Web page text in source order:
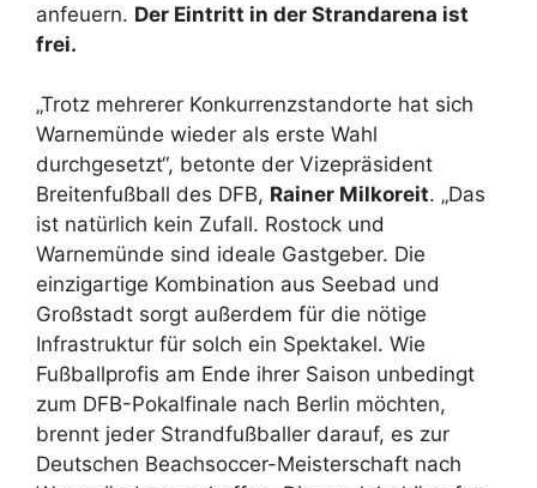
anfeuern. Der Eintritt in der Strandarena ist
frei.
„Trotz mehrerer Konkurrenzstandorte hat sich
Warnemünde wieder als erste Wahl
durchgesetzt“, betonte der Vizepräsident
Breitenfußball des DFB, Rainer Milkoreit. „Das
ist natürlich kein Zufall. Rostock und
Warnemünde sind ideale Gastgeber. Die
einzigartige Kombination aus Seebad und
Großstadt sorgt außerdem für die nötige
Infrastruktur für solch ein Spektakel. Wie
Fußballprofis am Ende ihrer Saison unbedingt
zum DFB-Pokalfinale nach Berlin möchten,
brennt jeder Strandfußballer darauf, es zur
Deutschen Beachsoccer-Meisterschaft nach